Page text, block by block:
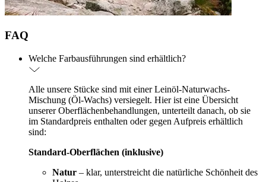
FAQ
Welche Farbausführungen sind erhältlich?
Alle unsere Stücke sind mit einer Leinöl-Naturwachs-
Mischung (Öl-Wachs) versiegelt. Hier ist eine Übersicht
unserer Oberflächenbehandlungen, unterteilt danach, ob sie
im Standardpreis enthalten oder gegen Aufpreis erhältlich
sind:
Standard-Oberflächen (inklusive)
Natur – klar, unterstreicht die natürliche Schönheit des